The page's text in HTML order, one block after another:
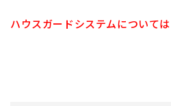
ハウスガードシステムについて